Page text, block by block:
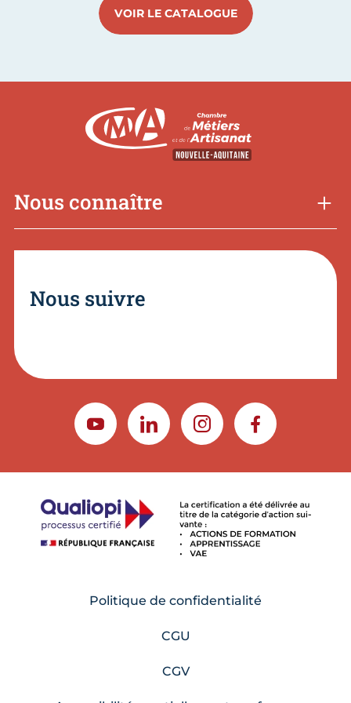
VOIR LE CATALOGUE
Nous connaître
Nous suivre
YOUTUBELINKEDININSTAGRAMFACEBOOK
Politique de confidentialité
CGU
CGV